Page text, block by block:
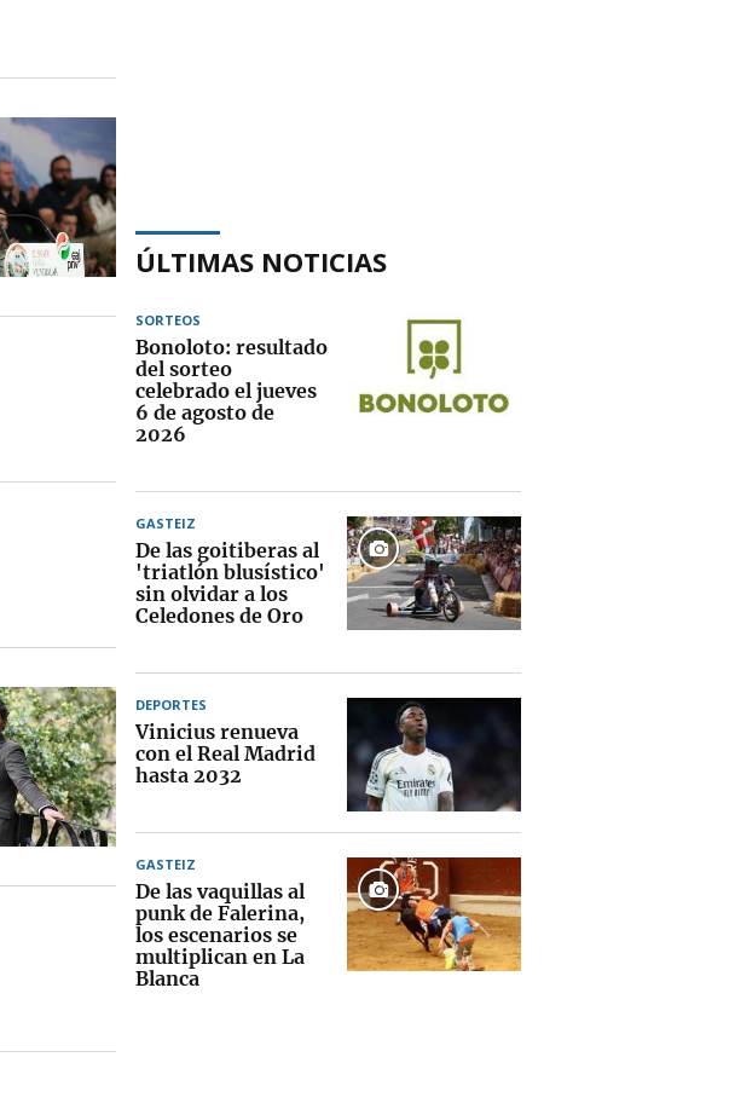
ÚLTIMAS NOTICIAS
SORTEOS
Bonoloto: resultado
del sorteo
celebrado el jueves
6 de agosto de
2026
GASTEIZ
De las goitiberas al
'triatlón blusístico'
sin olvidar a los
Celedones de Oro
DEPORTES
Vinicius renueva
con el Real Madrid
hasta 2032
GASTEIZ
De las vaquillas al
punk de Falerina,
los escenarios se
multiplican en La
Blanca